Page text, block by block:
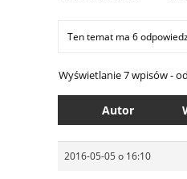
Ten temat ma 6
Wyświetlanie 7 wpisów -
Autor
2016-05-05 o 16:10